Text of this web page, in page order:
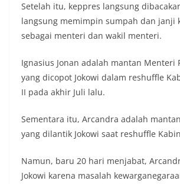
Setelah itu, keppres langsung
langsung memimpin sumpah dan janji
sebagai menteri dan wakil menteri.
Ignasius Jonan adalah mantan Menteri
yang dicopot Jokowi dalam reshuffle
II pada akhir Juli lalu.
Sementara itu, Arcandra adalah
yang dilantik Jokowi saat reshuffle
Namun, baru 20 hari menjabat,
Jokowi karena masalah